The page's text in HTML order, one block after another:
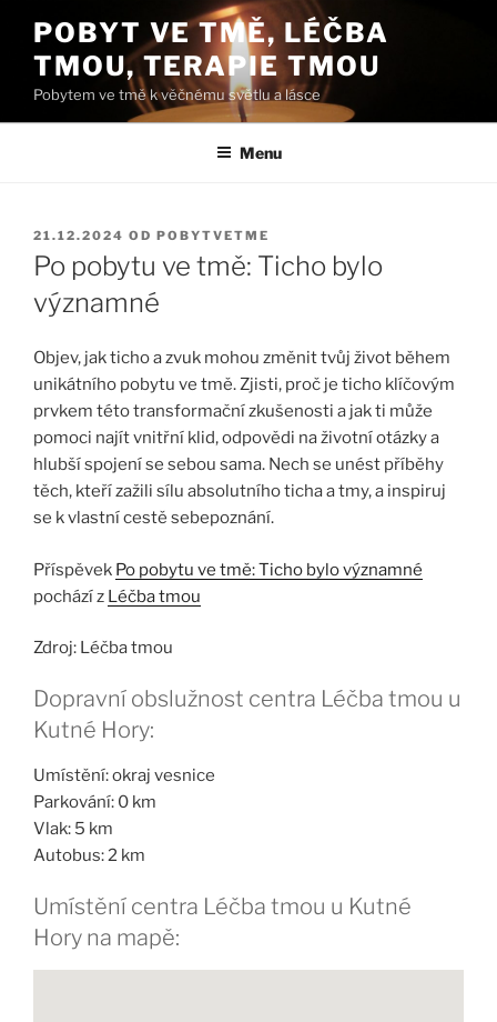
obsahu
webu
POBYT VE TMĚ, LÉČBA
TMOU, TERAPIE TMOU
Pobytem ve tmě k věčnému světlu a lásce
Menu
PUBLIKOVÁNO
21.12.2024 OD POBYTVETME
Po pobytu ve tmě: Ticho bylo
významné
Objev, jak ticho a zvuk mohou změnit tvůj život během
unikátního pobytu ve tmě. Zjisti, proč je ticho klíčovým
prvkem této transformační zkušenosti a jak ti může
pomoci najít vnitřní klid, odpovědi na životní otázky a
hlubší spojení se sebou sama. Nech se unést příběhy
těch, kteří zažili sílu absolutního ticha a tmy, a inspiruj
se k vlastní cestě sebepoznání.
Příspěvek Po pobytu ve tmě: Ticho bylo významné
pochází z Léčba tmou
Zdroj: Léčba tmou
Dopravní obslužnost centra Léčba tmou u
Kutné Hory:
Umístění: okraj vesnice
Parkování: 0 km
Vlak: 5 km
Autobus: 2 km
Umístění centra Léčba tmou u Kutné
Hory na mapě: